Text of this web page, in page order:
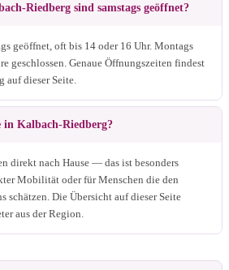
Riedberg sind samstags geöffnet?
geöffnet, oft bis 14 oder 16 Uhr. Montags
geschlossen. Genaue Öffnungszeiten findest
dieser Seite.
in Kalbach-Riedberg?
direkt nach Hause — das ist besonders
Mobilität oder für Menschen die den
schätzen. Die Übersicht auf dieser Seite
aus der Region.